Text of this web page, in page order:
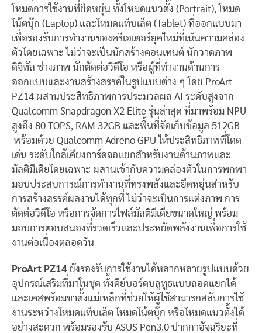
โหมดการใช้งานที่ยืดหยุ่น ทั้งโหมดแนวตั้ง (Portrait), โหมด
โน้ตบุ๊ก (Laptop) และโหมดแท็บเล็ต (Tablet) ที่ออกแบบมา
เพื่อรองรับการทำงานของครีเอเตอร์ยุคใหม่ที่เน้นความคล่อง
ตัวโดยเฉพาะ ไม่ว่าจะเป็นนักสร้างคอนเทนต์ นักวาดภาพ
ดิจิทัล ช่างภาพ นักตัดต่อวิดีโอ หรือผู้ที่ทำงานด้านการ
ออกแบบและงานสร้างสรรค์ในรูปแบบต่าง ๆ โดย ProArt
PZ14 ผสานประสิทธิภาพการประมวลผล AI ระดับสูงจาก
Qualcomm Snapdragon X2 Elite รุ่นล่าสุด ที่มาพร้อม NPU
สูงถึง 80 TOPS, RAM 32GB และพื้นที่จัดเก็บข้อมูล 512GB
พร้อมด้วย Qualcomm Adreno GPU ให้ประสิทธิภาพที่โดด
เด่น ระดับใกล้เคียงการ์ดจอแยกสำหรับงานด้านภาพและ
มัลติมีเดียโดยเฉพาะ ผสานเข้ากับความคล่องตัวในการพกพา
มอบประสบการณ์การทำงานที่ทรงพลังและยืดหยุ่นสำหรับ
การสร้างสรรค์ผลงานได้ทุกที่ ไม่ว่าจะเป็นการแต่งภาพ การ
ตัดต่อวิดีโอ หรือการจัดการไฟล์มัลติมีเดียขนาดใหญ่ พร้อม
มอบการตอบสนองที่รวดเร็วและประหยัดพลังงานเพื่อการใช้
งานต่อเนื่องตลอดวัน
ProArt PZ14 ยังรองรับการใช้งานได้หลากหลายรูปแบบด้วย
อุปกรณ์เสริมที่มาในชุด ทั้งคีย์บอร์ดบลูทูธแบบถอดแยกได้
และเคสพร้อมขาตั้งแม่เหล็กที่ช่วยให้ผู้ใช้สามารถสลับการใช้
งานระหว่างโหมดแท็บเล็ต โหมดโน้ตบุ๊ก หรือโหมดแนวตั้งได้
อย่างสะดวก พร้อมรองรับ ASUS Pen3.0 ปากกาอัจฉริยะที่